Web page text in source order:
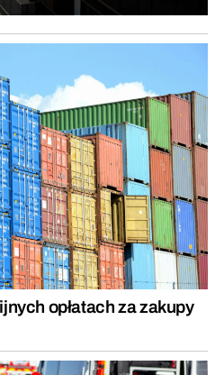
opłatach za zakupy